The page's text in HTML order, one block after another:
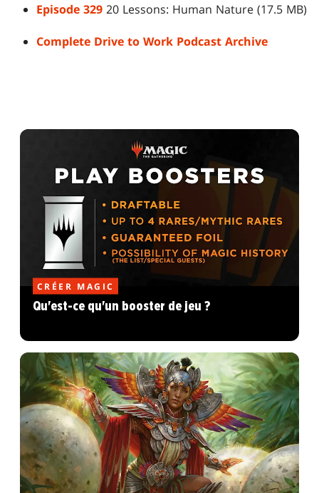
Episode 329 20 Lessons: Human Nature (17.5 MB)
Complete Drive to Work Podcast Archive
CRÉER MAGIC
Qu'est-ce qu'un booster de jeu ?